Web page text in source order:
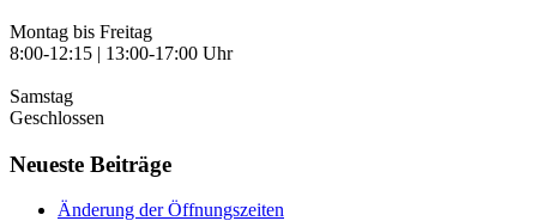
Montag bis Freitag
8:00-12:15 | 13:00-17:00 Uhr
Samstag
Geschlossen
Neueste Beiträge
Änderung der Öffnungszeiten